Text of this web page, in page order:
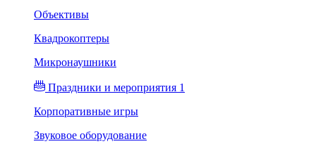
Объективы
Квадрокоптеры
Микронаушники
Праздники и мероприятия 1
Корпоративные игры
Звуковое оборудование